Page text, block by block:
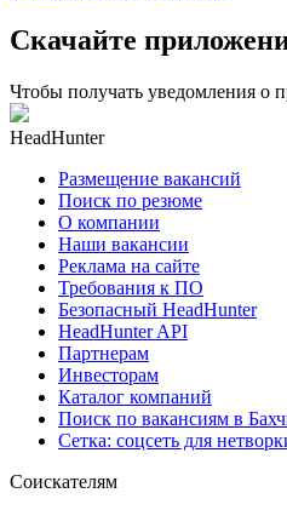
Скачайте
Чтобы получать уведомления о
HeadHunter
Размещение вакансий
Поиск по резюме
О компании
Наши вакансии
Реклама на сайте
Требования к ПО
Безопасный HeadHunter
HeadHunter API
Партнерам
Инвесторам
Каталог компаний
Поиск по вакансиям в
Сетка: соцсеть для
Соискателям